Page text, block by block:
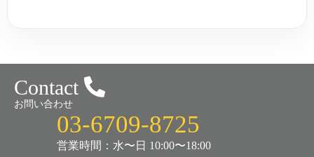
Contact
お問い合わせ
03-6709-8725
営業時間：水〜日 10:00〜18:00